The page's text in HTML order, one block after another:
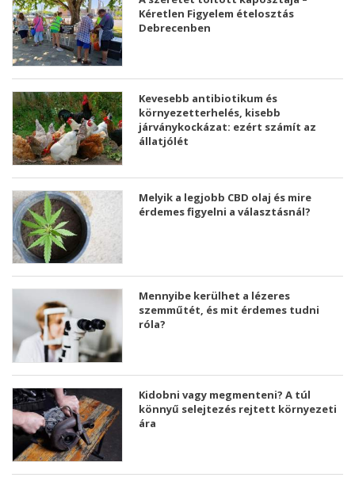
Kéretlen Figyelem ételosztás
Debrecenben
Kevesebb antibiotikum és
környezetterhelés, kisebb
járványkockázat: ezért számít az
állatjólét
Melyik a legjobb CBD olaj és mire
érdemes figyelni a választásnál?
Mennyibe kerülhet a lézeres
szemműtét, és mit érdemes tudni
róla?
Kidobni vagy megmenteni? A túl
könnyű selejtezés rejtett környezeti
ára